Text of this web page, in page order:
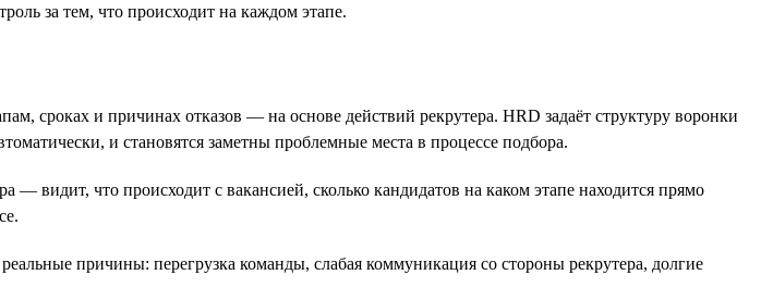
за тем, что происходит на каждом этапе.
сроках и причинах отказов — на основе действий рекрутера. HRD задаёт структуру воронки
и становятся заметны проблемные места в процессе подбора.
видит, что происходит с вакансией, сколько кандидатов на каком этапе находится прямо
причины: перегрузка команды, слабая коммуникация со стороны рекрутера, долгие